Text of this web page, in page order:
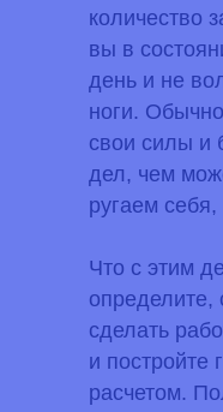
количество
вы в
день и не
ноги.
свои силы и
дел, чем
ругаем себя,
Что с этим
определите,
сделать
и постройте
расчетом.